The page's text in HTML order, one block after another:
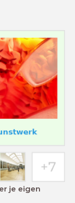
je eigen